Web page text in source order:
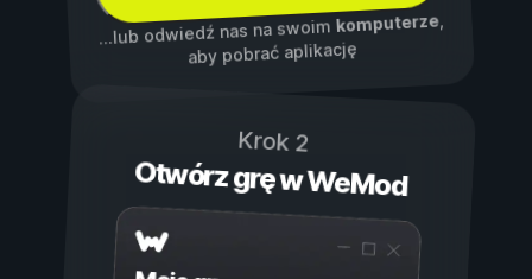
...lub odwiedź nas na swoim komputerze,
aby pobrać aplikację
Krok 2
Otwórz grę w WeMod